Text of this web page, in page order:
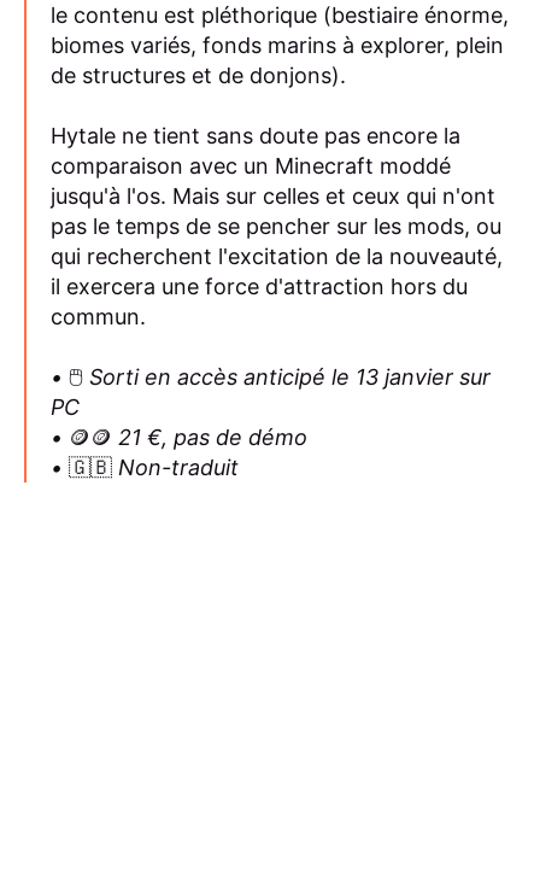
le contenu est pléthorique (bestiaire énorme,
biomes variés, fonds marins à explorer, plein
de structures et de donjons).
Hytale ne tient sans doute pas encore la
comparaison avec un Minecraft moddé
jusqu'à l'os. Mais sur celles et ceux qui n'ont
pas le temps de se pencher sur les mods, ou
qui recherchent l'excitation de la nouveauté,
il exercera une force d'attraction hors du
commun.
• 🖱️ Sorti en accès anticipé le 13 janvier sur
PC
• 🪙🪙 21 €, pas de démo
• 🇬🇧 Non-traduit